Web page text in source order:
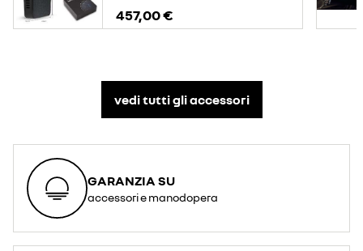
457,00 €
vedi tutti gli accessori​
GARANZIA SU
accessori e manodopera